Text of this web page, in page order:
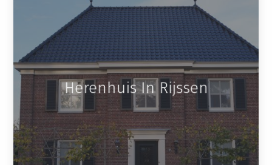
Herenhuis In Rijssen